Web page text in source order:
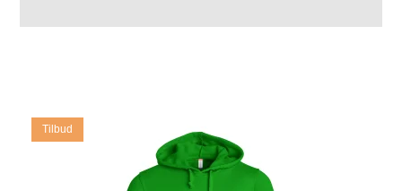
Tilbud